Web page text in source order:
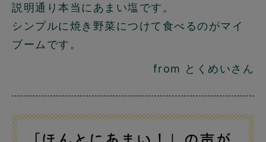
説明通り本当にあまい塩です。
シンプルに焼き野菜につけて食べるのがマイ
ブームです。
from とくめいさん